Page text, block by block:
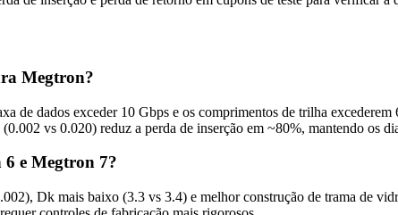
Megtron?
de dados exceder 10 Gbps e os comprimentos de trilha
vs 0.020) reduz a perda de inserção em ~80%, mantendo os
6 e Megtron 7?
Dk mais baixo (3.3 vs 3.4) e melhor construção de trama de